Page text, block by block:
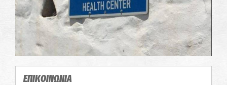
ΕΠΙΚΟΙΝΩΝΙΑ